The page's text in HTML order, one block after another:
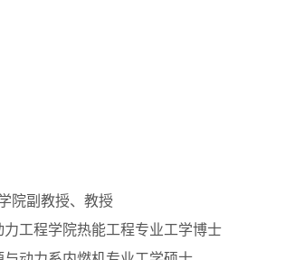
院副教授、教授
工程学院热能工程专业工学博士